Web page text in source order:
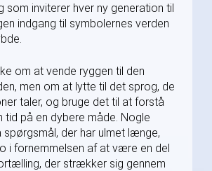
som inviterer hver ny generation til
indgang til symbolernes verden
om at vende ryggen til den
men om at lytte til det sprog, de
taler, og bruge det til at forstå
tid på en dybere måde. Nogle
spørgsmål, der har ulmet længe,
i fornemmelsen af at være en del
der strækker sig gennem